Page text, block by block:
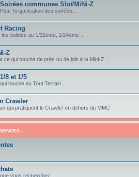
Soirées communes Slot/MiNi-Z
Pour l'organisation des soirées...
Racing
les bolides au 1/32eme, 1/24eme ...
Z
ce qui touche de près ou de loin à la Mini-Z ...
8 et 1/5
touche au Tout Terrain
Crawler
qui pratiquent le Crawler en dehors du MMC
-
vous recherchez